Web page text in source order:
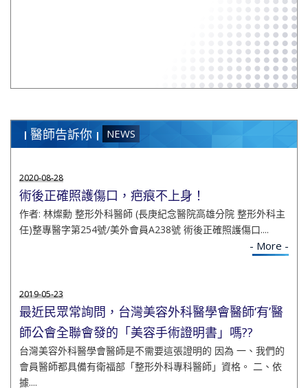
醫師告訴你 NEWS
2020-08-28
術後正確照護傷口，疤痕不上身！
作者: 林燦勳 整形外科醫師 (長庚紀念醫院高雄分院 整形外科主
任)整專醫字第254號/美外會員A238號 術後正確照護傷口....
- More -
2019-05-23
最近民眾常詢問，台灣美容外科醫學會醫師‘有’醫
師公會全聯會發的「美容手術證明書」嗎??
台灣美容外科醫學會醫師是不需要這張證明的 因為 一、我們的
會員醫師都具備有衛福部「整形外科專科醫師」資格。 二、依
據....